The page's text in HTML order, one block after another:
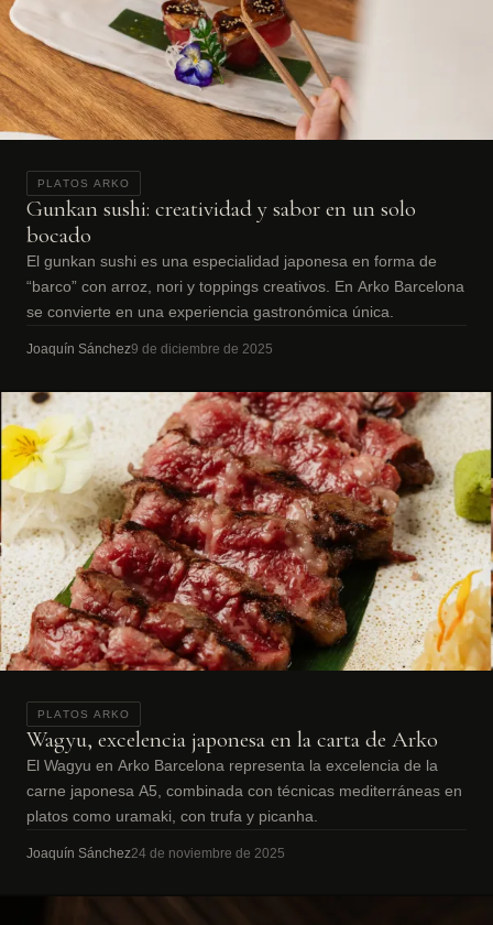
PLATOS ARKO
Gunkan sushi: creatividad y sabor en un solo
bocado
El gunkan sushi es una especialidad japonesa en forma de
“barco” con arroz, nori y toppings creativos. En Arko Barcelona
se convierte en una experiencia gastronómica única.
Joaquín Sánchez9 de diciembre de 2025
PLATOS ARKO
Wagyu, excelencia japonesa en la carta de Arko
El Wagyu en Arko Barcelona representa la excelencia de la
carne japonesa A5, combinada con técnicas mediterráneas en
platos como uramaki, con trufa y picanha.
Joaquín Sánchez24 de noviembre de 2025